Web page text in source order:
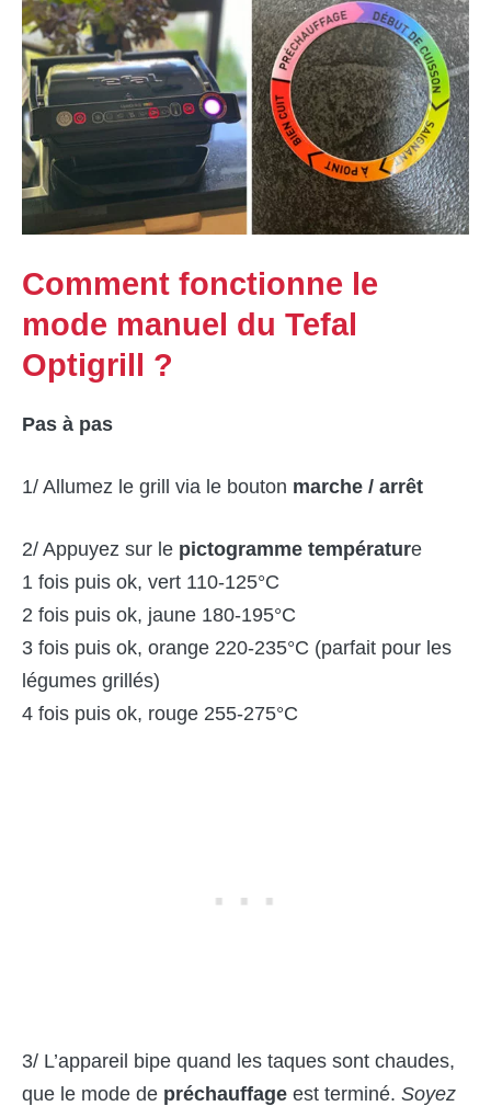
Comment fonctionne le
mode manuel du Tefal
Optigrill ?
Pas à pas
1/ Allumez le grill via le bouton marche / arrêt
2/ Appuyez sur le pictogramme température
1 fois puis ok, vert 110-125°C
2 fois puis ok, jaune 180-195°C
3 fois puis ok, orange 220-235°C (parfait pour les
légumes grillés)
4 fois puis ok, rouge 255-275°C
3/ L’appareil bipe quand les taques sont chaudes,
que le mode de préchauffage est terminé. Soyez